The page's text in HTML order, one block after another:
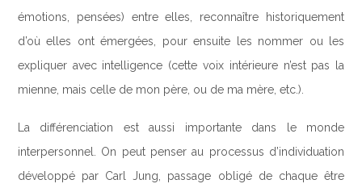
émotions, pensées) entre elles, reconnaître historiquement
d’où elles ont émergées, pour ensuite les nommer ou les
expliquer avec intelligence (cette voix intérieure n’est pas la
mienne, mais celle de mon père, ou de ma mère, etc.).
La différenciation est aussi importante dans le monde
interpersonnel. On peut penser au processus d’individuation
développé par Carl Jung, passage obligé de chaque être